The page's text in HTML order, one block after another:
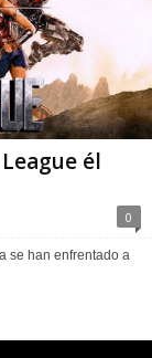
él
0
se han enfrentado a